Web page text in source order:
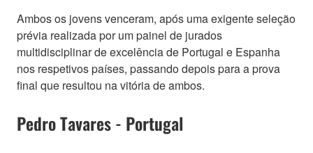
Ambos os jovens venceram, após uma exigente seleção
prévia realizada por um painel de jurados
multidisciplinar de excelência de Portugal e Espanha
nos respetivos países, passando depois para a prova
final que resultou na vitória de ambos.
Pedro Tavares - Portugal